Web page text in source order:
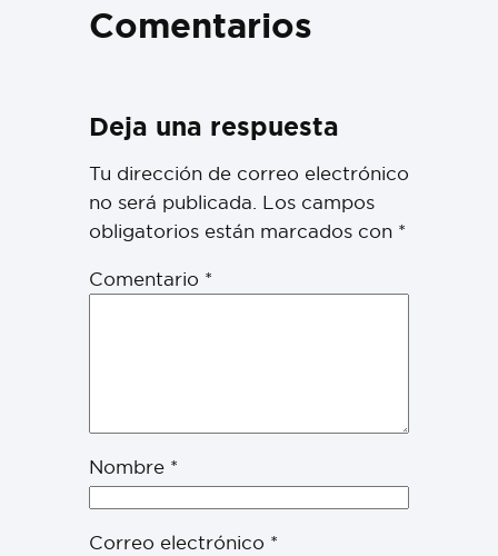
Comentarios
Deja una respuesta
Tu dirección de correo electrónico
no será publicada. Los campos
obligatorios están marcados con *
Comentario *
Nombre *
Correo electrónico *